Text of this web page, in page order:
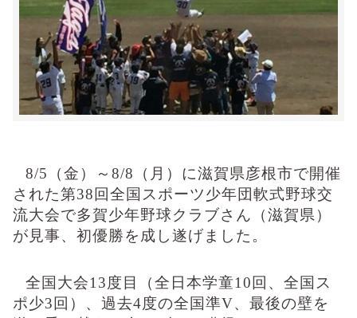
8/5 （金）～ 8/8 （月）に滋賀県彦根市で開催
された第38回全国スポーツ少年団軟式野球交
流大会で多賀少年野球クラブさん（滋賀県）
が見事、初優勝を成し遂げました。
全国大会13度目（全日本学童10回、全国ス
ポ少3回）、過去4度の全国準V、最後の壁を